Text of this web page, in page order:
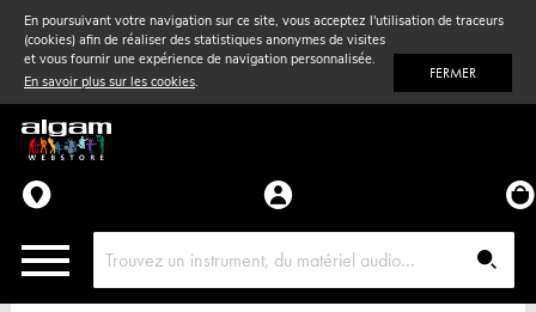
En poursuivant votre navigation sur ce site, vous acceptez l'utilisation de traceurs
(cookies) afin de réaliser des statistiques anonymes de visites
et vous fournir une expérience de navigation personnalisée.
En savoir plus sur les cookies. FERMER
Vent& Violon
Accessoires
Pièces détachées